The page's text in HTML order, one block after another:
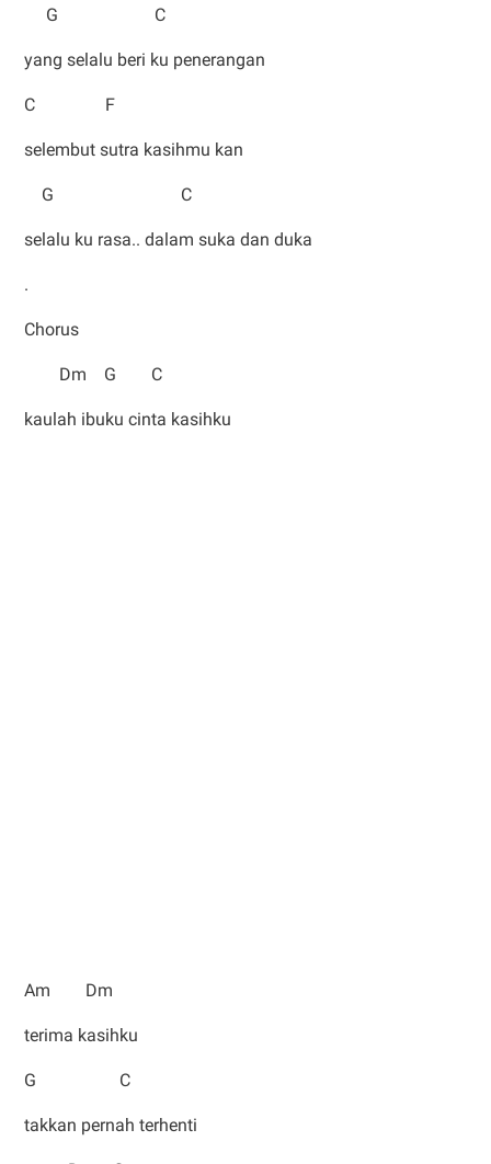
G C
yang selalu beri ku penerangan
C F
selembut sutra kasihmu kan
G C
selalu ku rasa.. dalam suka dan duka
.
Chorus
Dm G C
kaulah ibuku cinta kasihku
Am Dm
terima kasihku
G C
takkan pernah terhenti